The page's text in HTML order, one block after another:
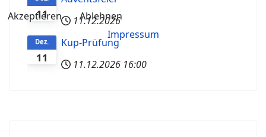
11
11.12.2026
11
Dez.
Kup-Prüfung
11.12.2026 16:00
Akzeptieren
Ablehnen
Impressum